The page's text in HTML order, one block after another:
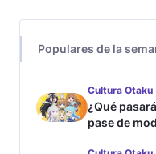
Populares de la
Cultura Otaku
¿Qué
pase de